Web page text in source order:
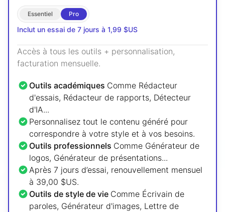
Essentiel Pro
Inclut un essai de 7 jours à 1,99 $US
Accès à tous les outils + personnalisation,
facturation mensuelle.
Outils académiques Comme Rédacteur
d'essais, Rédacteur de rapports, Détecteur
d'IA...
Personnalisez tout le contenu généré pour
correspondre à votre style et à vos besoins.
Outils professionnels Comme Générateur de
logos, Générateur de présentations...
Après 7 jours d’essai, renouvellement mensuel
à 39,00 $US.
Outils de style de vie Comme Écrivain de
paroles, Générateur d'images, Lettre de